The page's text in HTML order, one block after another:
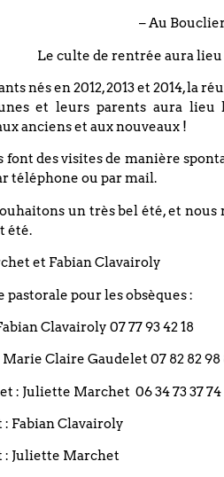
la
:
rAej-
élèves du
Avec le
ancienne du
Strasbourg
11h30 récital
XVIIIe siècle
LIRE LA SUITE »
« Précédent 1
– Au
Le culte de rentrée aura lieu
nés en 2012, 2013 et 2014,
et leurs parents aura lieu
anciens et aux nouveaux !
font des visites de manière
téléphone ou par mail.
un très bel été, et
été.
et Fabian Clavairoly
pastorale pour les obsèques :
Clavairoly 07 77 93 42 18
Marie Claire Gaudelet 07 82 82 98
: Juliette Marchet 06 34 73 37 74
: Fabian Clavairoly
: Juliette Marchet